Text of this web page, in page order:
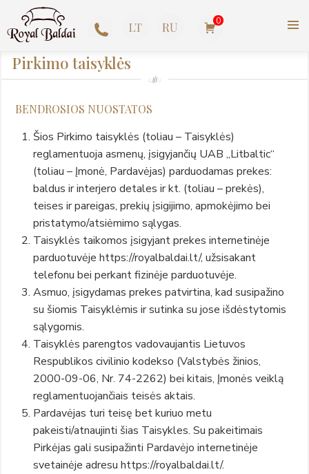
Pereiti
prie
turinio
ROYAL BALDAI |
AMERIKIETIŠKI ASHLEY
BALDAI
+370
623
77727
0
Pirkimo taisyklės
BENDROSIOS NUOSTATOS
Šios Pirkimo taisyklės (toliau – Taisyklės)
reglamentuoja asmenų, įsigyjančių UAB „Litbaltic“
(toliau – Įmonė, Pardavėjas) parduodamas prekes:
baldus ir interjero detales ir kt. (toliau – prekės),
teises ir pareigas, prekių įsigijimo, apmokėjimo bei
pristatymo/atsiėmimo sąlygas.
Taisyklės taikomos įsigyjant prekes internetinėje
parduotuvėje https://royalbaldai.lt/, užsisakant
telefonu bei perkant fizinėje parduotuvėje.
Asmuo, įsigydamas prekes patvirtina, kad susipažino
su šiomis Taisyklėmis ir sutinka su jose išdėstytomis
sąlygomis.
Taisyklės parengtos vadovaujantis Lietuvos
Respublikos civilinio kodekso (Valstybės žinios,
2000-09-06, Nr. 74-2262) bei kitais, Įmonės veiklą
reglamentuojančiais teisės aktais.
Pardavėjas turi teisę bet kuriuo metu
pakeisti/atnaujinti šias Taisykles. Su pakeitimais
Pirkėjas gali susipažinti Pardavėjo internetinėje
svetainėje adresu https://royalbaldai.lt/.